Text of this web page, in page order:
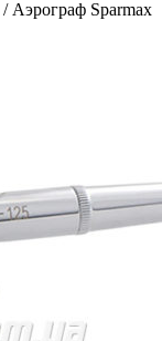
/ Аэрограф Sparmax